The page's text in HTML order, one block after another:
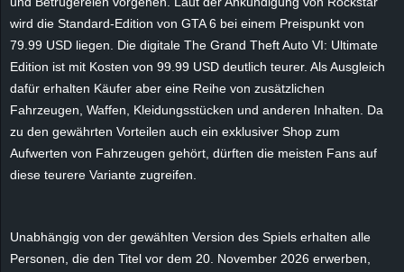
wird die Standard-Edition von GTA 6 bei einem Preispunkt von
79.99 USD liegen. Die digitale The Grand Theft Auto VI: Ultimate
Edition ist mit Kosten von 99.99 USD deutlich teurer. Als Ausgleich
dafür erhalten Käufer aber eine Reihe von zusätzlichen
Fahrzeugen, Waffen, Kleidungsstücken und anderen Inhalten. Da
zu den gewährten Vorteilen auch ein exklusiver Shop zum
Aufwerten von Fahrzeugen gehört, dürften die meisten Fans auf
diese teurere Variante zugreifen.
Unabhängig von der gewählten Version des Spiels erhalten alle
Personen, die den Titel vor dem 20. November 2026 erwerben,